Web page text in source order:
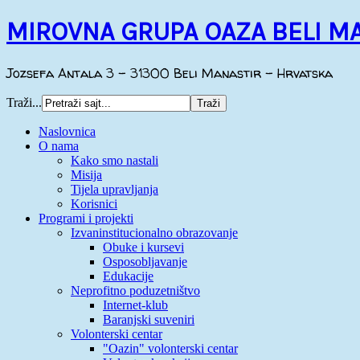
MIROVNA GRUPA OAZA BELI
Jozsefa Antala 3 - 31300 Beli Manastir - Hrvatska
Traži...
Naslovnica
O nama
Kako smo nastali
Misija
Tijela upravljanja
Korisnici
Programi i projekti
Izvaninstitucionalno obrazovanje
Obuke i kursevi
Osposobljavanje
Edukacije
Neprofitno poduzetništvo
Internet-klub
Baranjski suveniri
Volonterski centar
"Oazin" volonterski centar